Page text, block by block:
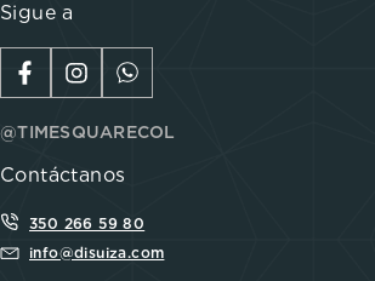
Sigue a
@TIMESQUARECOL
Contáctanos
350 266 59 80
info@disuiza.com